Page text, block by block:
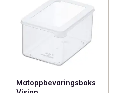
Matoppbevaringsboks